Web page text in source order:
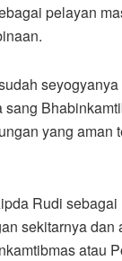
pelayan
yang
Rudi
sekitarnya
atau